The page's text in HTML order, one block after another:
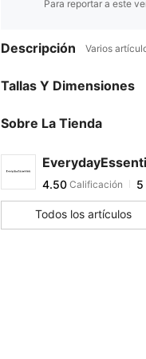
Para reportar a este
Descripción Varios
Tallas Y Dimensiones
Sobre La Tienda
4.50 Calificación 5
Todos los artículos